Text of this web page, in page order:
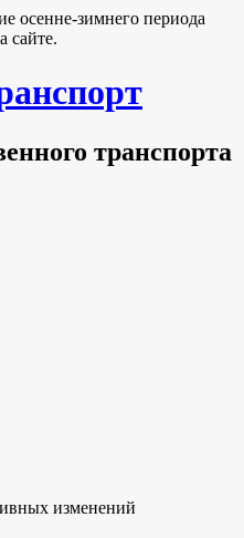
осенне-зимнего периода
сайте.
транспорта
изменений